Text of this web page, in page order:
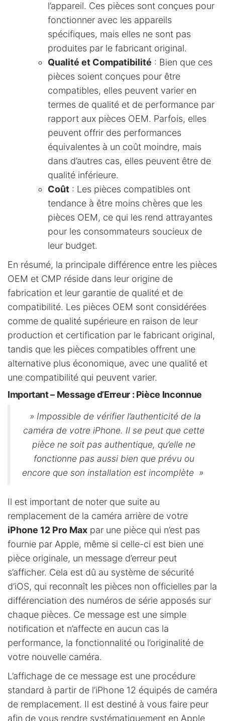
l’appareil. Ces pièces sont conçues pour
fonctionner avec les appareils
spécifiques, mais elles ne sont pas
produites par le fabricant original.
Qualité et Compatibilité : Bien que ces
pièces soient conçues pour être
compatibles, elles peuvent varier en
termes de qualité et de performance par
rapport aux pièces OEM. Parfois, elles
peuvent offrir des performances
équivalentes à un coût moindre, mais
dans d’autres cas, elles peuvent être de
qualité inférieure.
Coût : Les pièces compatibles ont
tendance à être moins chères que les
pièces OEM, ce qui les rend attrayantes
pour les consommateurs soucieux de
leur budget.
En résumé, la principale différence entre les pièces
OEM et CMP réside dans leur origine de
fabrication et leur garantie de qualité et de
compatibilité. Les pièces OEM sont considérées
comme de qualité supérieure en raison de leur
production et certification par le fabricant original,
tandis que les pièces compatibles offrent une
alternative plus économique, avec une qualité et
une compatibilité qui peuvent varier.
Important – Message d’Erreur : Pièce Inconnue
» Impossible de vérifier l’authenticité de la
caméra de votre iPhone. Il se peut que cette
pièce ne soit pas authentique, qu’elle ne
fonctionne pas aussi bien que prévu ou
encore que son installation est incomplète »
Il est important de noter que suite au
remplacement de la caméra arrière de votre
iPhone 12 Pro Max par une pièce qui n’est pas
fournie par Apple, même si celle-ci est bien une
pièce originale, un message d’erreur peut
s’afficher. Cela est dû au système de sécurité
d’iOS, qui reconnaît les pièces non officielles par la
différenciation des numéros de série apposés sur
chaque pièces. Ce message est une simple
notification et n’affecte en aucun cas la
performance, la fonctionnalité ou l’originalité de
votre nouvelle caméra.
L’affichage de ce message est une procédure
standard à partir de l’iPhone 12 équipés de caméra
de remplacement. Il est destiné à vous faire peur
afin de vous rendre systématiquement en Apple